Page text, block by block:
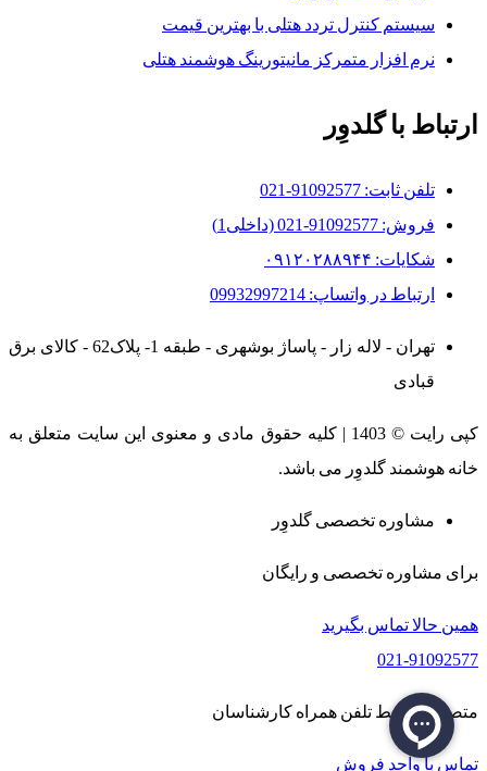
سیستم کنترل تردد هتلی با بهترین قیمت
نرم افزار متمرکز مانیتورینگ هوشمند هتلی
ارتباط با گلدوِر
تلفن ثابت: 91092577-021
فروش: 91092577-021 (داخلی1)
شکایات: ۰۹۱۲۰۲۸۸۹۴۴
ارتباط در واتساپ: 09932997214
تهران - لاله زار - پاساژ بوشهری - طبقه 1- پلاک62 - کالای برق
قبادی
کپی رایت © 1403 | کلیه حقوق مادی و معنوی این سایت متعلق به
خانه هوشمند گلدوِر می باشد.
مشاوره تخصصی گلدوِر
برای مشاوره تخصصی و رایگان
همین حالا تماس بگیرید
021-91092577
متصل به 8 خط تلفن همراه کارشناسان
تماس با واحد فروش